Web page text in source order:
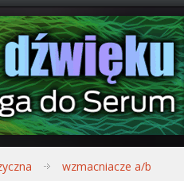
Zobacz wszystkie
Synteza dźwięku 🔥
Produkcja muzyczna w
Bitwig Studio od podstaw
wzmacniacze a/b